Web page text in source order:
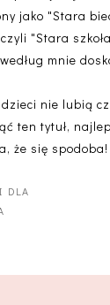
jako "Stara
"Stara
mnie
nie lubią
ten tytuł,
że się spodoba!
DLA